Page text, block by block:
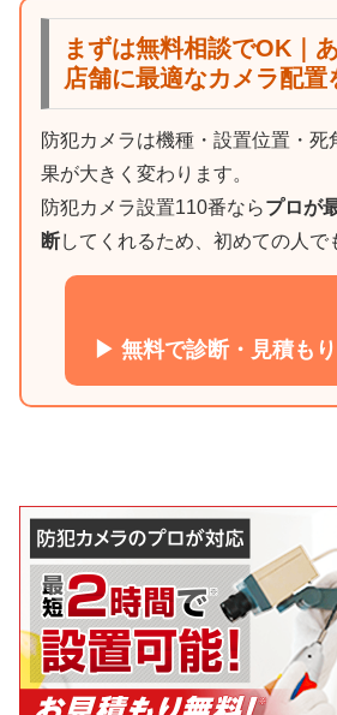
まずは無料相談でOK｜
店舗に最適なカメラ配置
防犯カメラは機種・設置位置・死
果が大きく変わります。
防犯カメラ設置110番ならプロが
断してくれるため、初めての人で
▶ 無料で診断・見積も